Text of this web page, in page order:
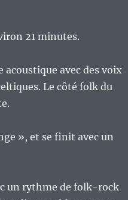
21 minutes.
acoustique avec des voix
Le côté folk du
», et se finit avec un
un rythme de folk-rock